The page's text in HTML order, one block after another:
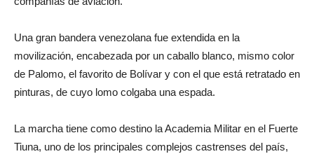
Una gran bandera venezolana fue extendida en la
movilización, encabezada por un caballo blanco, mismo color
de Palomo, el favorito de Bolívar y con el que está retratado en
pinturas, de cuyo lomo colgaba una espada.
La marcha tiene como destino la Academia Militar en el Fuerte
Tiuna, uno de los principales complejos castrenses del país,